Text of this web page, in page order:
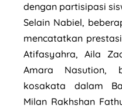
dengan partisipasi
Selain Nabiel,
mencatatkan
Atifasyahra, Aila
Amara Nasution,
kosakata dalam
Milan Rakhshan